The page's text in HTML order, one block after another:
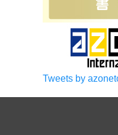
Tweets by